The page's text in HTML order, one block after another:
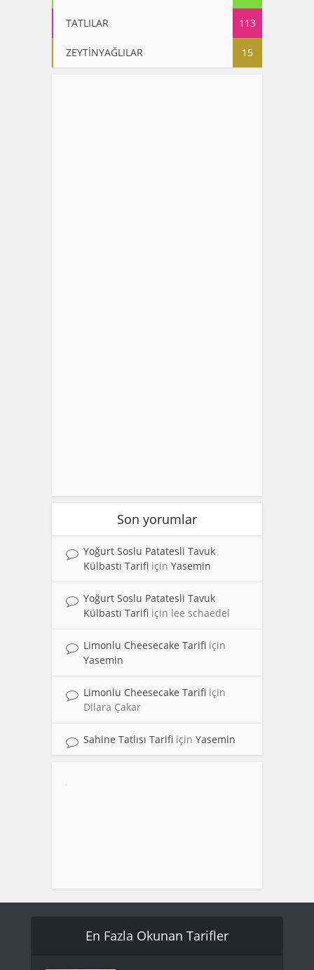
TATLILAR 113
ZEYTİNYAĞLILAR 15
Son yorumlar
Yoğurt Soslu Patatesli Tavuk
Külbastı Tarifi için Yasemin
Yoğurt Soslu Patatesli Tavuk
Külbastı Tarifi için lee schaedel
Limonlu Cheesecake Tarifi için
Yasemin
Limonlu Cheesecake Tarifi için
Dilara Çakar
Sahine Tatlısı Tarifi için Yasemin
En Fazla Okunan Tarifler